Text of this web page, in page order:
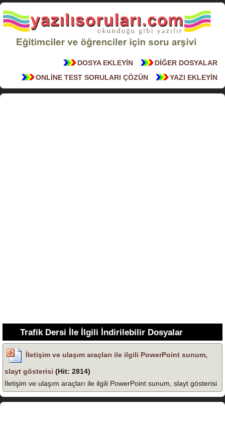
DİĞER DOSYALAR
DOSYA EKLEYİN
YAZI EKLEYİN
ONLİNE TEST SORULARI ÇÖZÜN
Trafik Dersi İle İlgili İndirilebilir Dosyalar
İletişim ve ulaşım araçları ile ilgili PowerPoint sunum,
slayt gösterisi (Hit: 2814)
İletişim ve ulaşım araçları ile ilgili PowerPoint sunum, slayt gösterisi